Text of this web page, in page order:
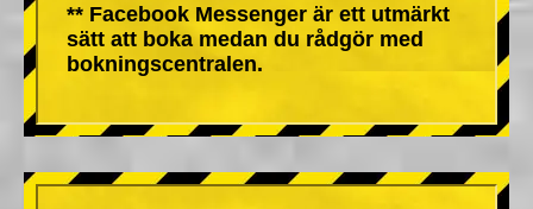
** Facebook Messenger är ett utmärkt
sätt att boka medan du rådgör med
bokningscentralen.